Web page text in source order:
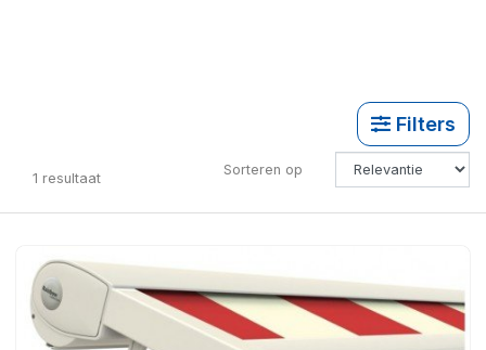
Filters
1 resultaat Sorteren op